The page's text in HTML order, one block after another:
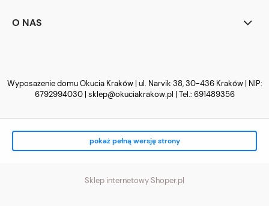
O NAS
Wyposażenie domu Okucia Kraków | ul. Narvik 38, 30-436 Kraków | NIP:
6792994030 | sklep@okuciakrakow.pl | Tel.: 691489356
pokaż pełną wersję strony
Sklep internetowy Shoper.pl